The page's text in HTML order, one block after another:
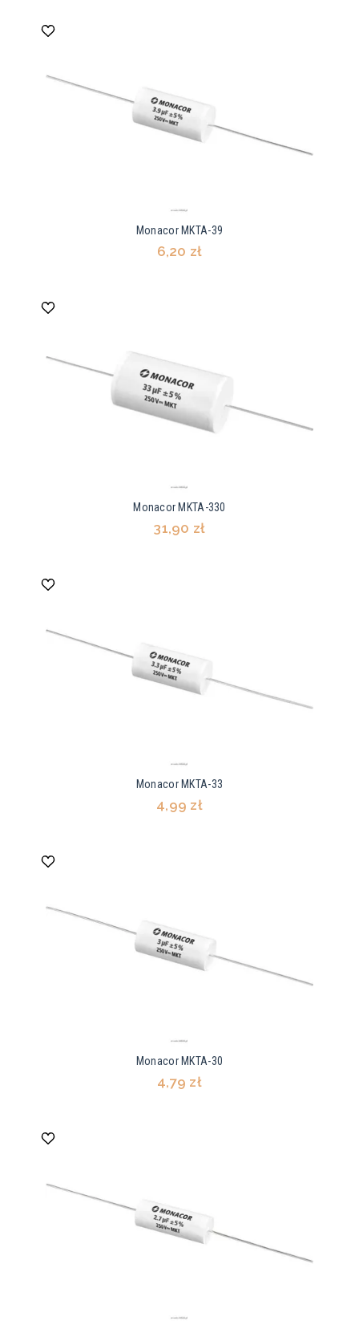
Monacor MKTA-39
6,20 zł
Monacor MKTA-330
31,90 zł
Monacor MKTA-33
4,99 zł
Monacor MKTA-30
4,79 zł